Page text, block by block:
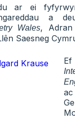
ar ei
a
Wales, Adran
Saesneg